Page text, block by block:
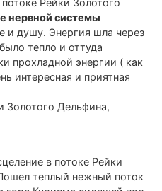
потоке Рейки Золотого
нервной системы
и душу. Энергия шла через
тепло и оттуда
прохладной энергии ( как
интересная и приятная
Золотого Дельфина,
в потоке Рейки
теплый нежный поток